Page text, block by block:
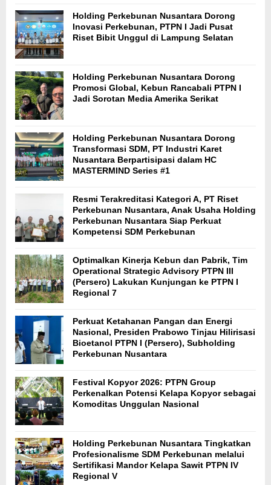
Holding Perkebunan Nusantara Dorong
Inovasi Perkebunan, PTPN I Jadi Pusat
Riset Bibit Unggul di Lampung Selatan
Holding Perkebunan Nusantara Dorong
Promosi Global, Kebun Rancabali PTPN I
Jadi Sorotan Media Amerika Serikat
Holding Perkebunan Nusantara Dorong
Transformasi SDM, PT Industri Karet
Nusantara Berpartisipasi dalam HC
MASTERMIND Series #1
Resmi Terakreditasi Kategori A, PT Riset
Perkebunan Nusantara, Anak Usaha Holding
Perkebunan Nusantara Siap Perkuat
Kompetensi SDM Perkebunan
Optimalkan Kinerja Kebun dan Pabrik, Tim
Operational Strategic Advisory PTPN III
(Persero) Lakukan Kunjungan ke PTPN I
Regional 7
Perkuat Ketahanan Pangan dan Energi
Nasional, Presiden Prabowo Tinjau Hilirisasi
Bioetanol PTPN I (Persero), Subholding
Perkebunan Nusantara
Festival Kopyor 2026: PTPN Group
Perkenalkan Potensi Kelapa Kopyor sebagai
Komoditas Unggulan Nasional
Holding Perkebunan Nusantara Tingkatkan
Profesionalisme SDM Perkebunan melalui
Sertifikasi Mandor Kelapa Sawit PTPN IV
Regional V